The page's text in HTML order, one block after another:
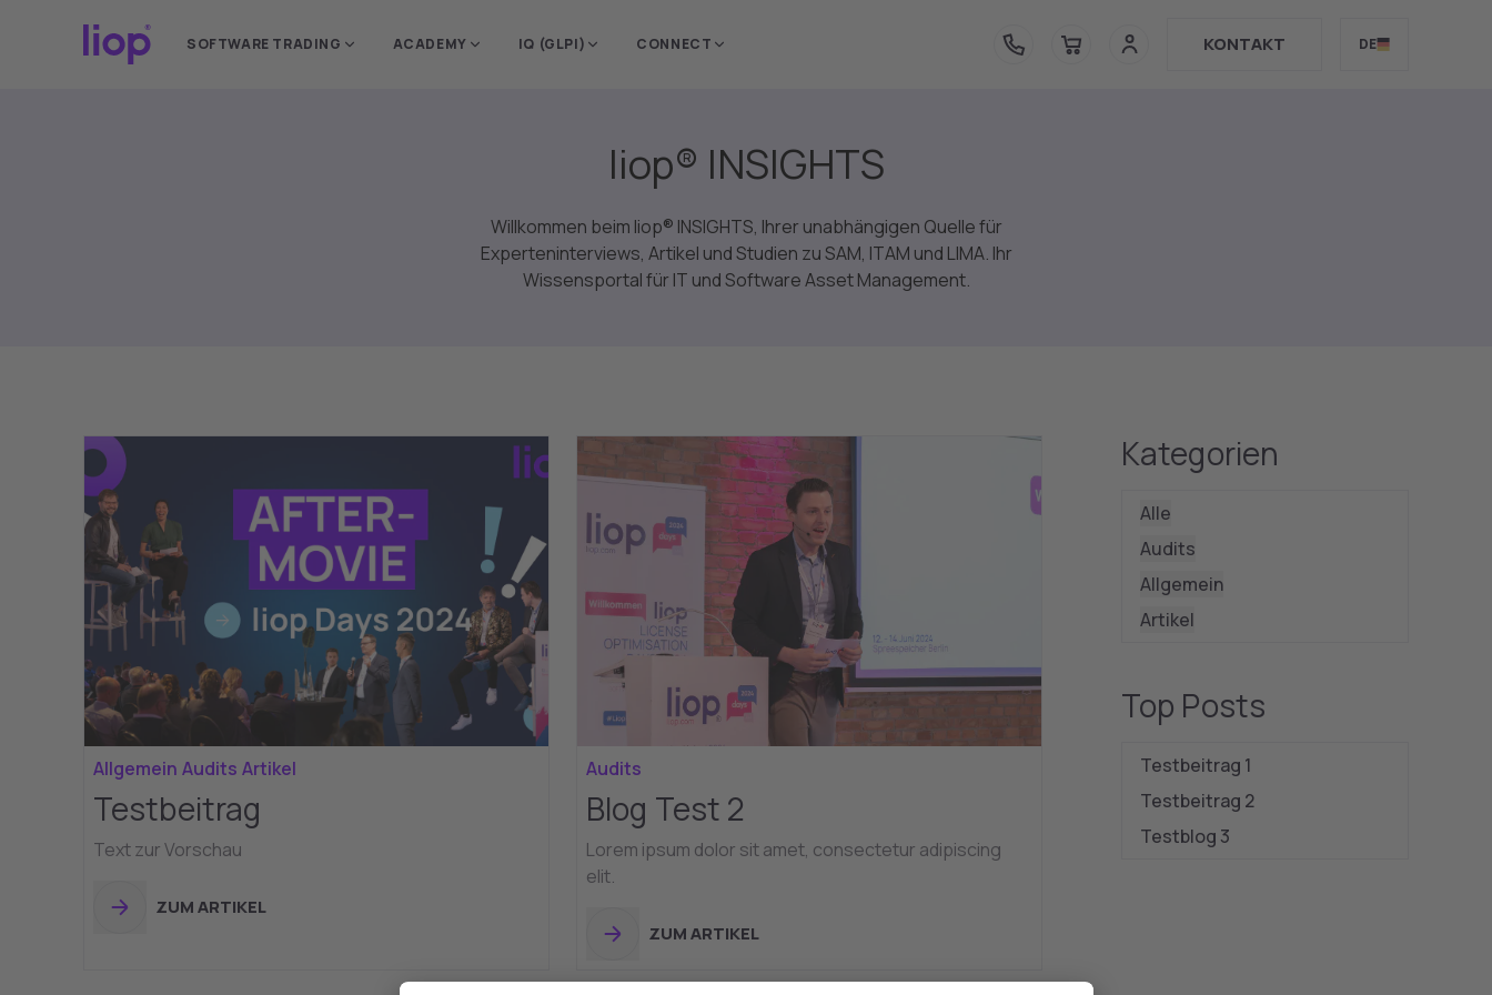
Bitte wählen Sie Ihre Region, um
standortspezifische Inhalte zu sehen.
Deutschland WEITER
SOFTWARE TRADING ACADEMY IQ (GLPI) CONNECT KONTAKT DE
liop® INSIGHTS
Willkommen beim liop® INSIGHTS, Ihrer unabhängigen Quelle für
Experteninterviews, Artikel und Studien zu SAM, ITAM und LIMA. Ihr
Wissensportal für IT und Software Asset Management.
Allgemein Audits Artikel
Testbeitrag
Text zur Vorschau
ZUM ARTIKEL
Audits
Blog Test 2
Lorem ipsum dolor sit amet, consectetur adipiscing
elit.
ZUM ARTIKEL
Kategorien
Alle
Audits
Allgemein
Artikel
Top Posts
Testbeitrag 1
Testbeitrag 2
Testblog 3